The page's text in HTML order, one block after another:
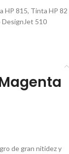
HP 815, Tinta HP 82
510
de gran nitidez y